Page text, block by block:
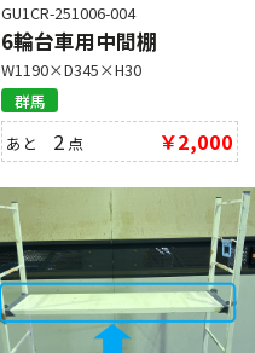
GU1CR-251006-004
6輪台車用中間棚
W1190×D345×H30
群馬
あと 2 点 ￥2,000